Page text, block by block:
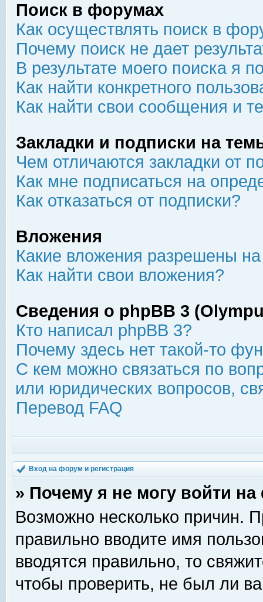
Поиск в форумах
Как осуществлять поиск в
Почему поиск не дает
В результате моего поиска я
Как найти конкретного
Как найти свои сообщения и
Закладки и подписки на
Чем отличаются закладки от
Как мне подписаться на
Как отказаться от подписки?
Вложения
Какие вложения разрешены
Как найти свои вложения?
Сведения о phpBB 3
Кто написал phpBB 3?
Почему здесь нет такой-то
С кем можно связаться по
или юридических вопросов,
Перевод FAQ
Вход на форум и регистрация
» Почему я не могу войти
Возможно несколько причин.
правильно вводите имя
вводятся правильно, то
чтобы проверить, не был ли